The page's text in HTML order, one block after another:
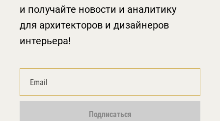
и получайте новости и аналитику
для архитекторов и дизайнеров
интерьера!
Подписаться